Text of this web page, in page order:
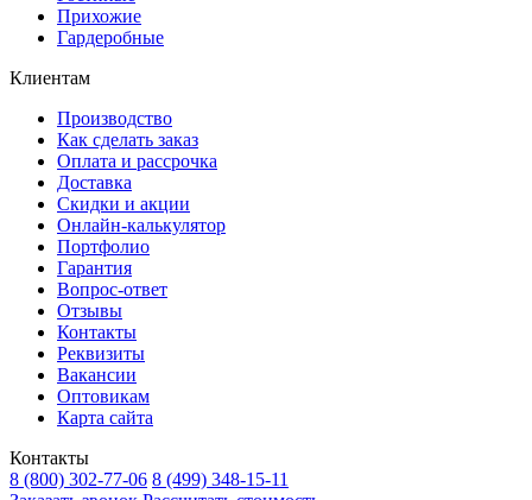
Прихожие
Гардеробные
Клиентам
Производство
Как сделать заказ
Оплата и рассрочка
Доставка
Скидки и акции
Онлайн-калькулятор
Портфолио
Гарантия
Вопрос-ответ
Отзывы
Контакты
Реквизиты
Вакансии
Оптовикам
Карта сайта
Контакты
8 (800) 302-77-06 8 (499) 348-15-11